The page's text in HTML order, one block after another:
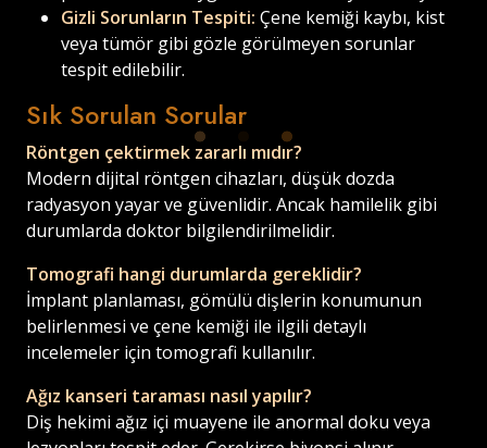
Yükleniyor...Yükleniyor...Yükleniyor...
Gizli Sorunların Tespiti: Çene kemiği kaybı, kist
veya tümör gibi gözle görülmeyen sorunlar
tespit edilebilir.
Sık Sorulan Sorular
Röntgen çektirmek zararlı mıdır?
Modern dijital röntgen cihazları, düşük dozda
radyasyon yayar ve güvenlidir. Ancak hamilelik gibi
durumlarda doktor bilgilendirilmelidir.
Tomografi hangi durumlarda gereklidir?
İmplant planlaması, gömülü dişlerin konumunun
belirlenmesi ve çene kemiği ile ilgili detaylı
incelemeler için tomografi kullanılır.
Ağız kanseri taraması nasıl yapılır?
Diş hekimi ağız içi muayene ile anormal doku veya